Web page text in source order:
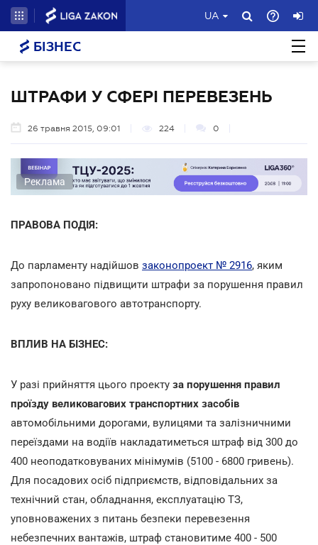
UA
БІЗНЕС
ШТРАФИ У СФЕРІ ПЕРЕВЕЗЕНЬ
26 травня 2015, 09:01 224 0
Реклама
ПРАВОВА ПОДІЯ:
До парламенту надійшов законопроект № 2916, яким
запропоновано підвищити штрафи за порушення правил
руху великовагового автотранспорту.
ВПЛИВ НА БІЗНЕС:
У разі прийняття цього проекту за порушення правил
проїзду великовагових транспортних засобів
автомобільними дорогами, вулицями та залізничними
переїздами на водіїв накладатиметься штраф від 300 до
400 неоподатковуваних мінімумів (5100 - 6800 гривень).
Для посадових осіб підприємств, відповідальних за
технічний стан, обладнання, експлуатацію ТЗ,
уповноважених з питань безпеки перевезення
небезпечних вантажів, штраф становитиме 400 - 500